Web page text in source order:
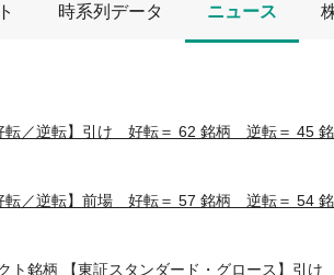
時系列データ ニュース
転／逆転】引け 好転＝ 62 銘柄 逆転＝ 45 銘
転／逆転】前場 好転＝ 57 銘柄 逆転＝ 54 銘
ト銘柄 【東証スタンダード・グロース】引け